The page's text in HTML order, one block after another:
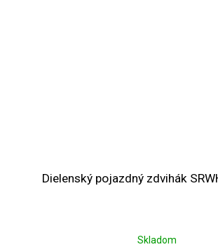
Dielenský pojazdný zdvihák
Skladom